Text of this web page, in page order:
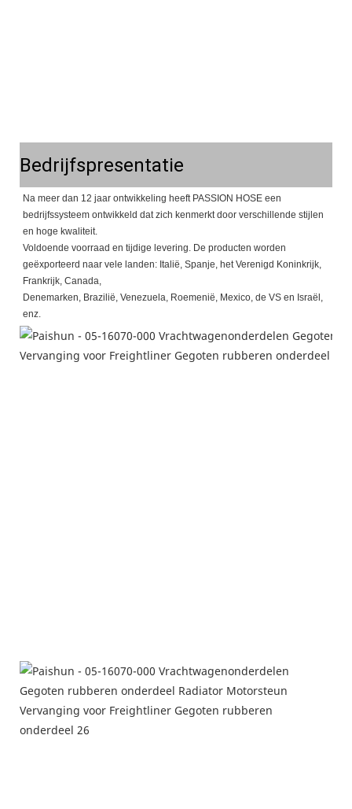
Bedrijfspresentatie
Na meer dan 12 jaar ontwikkeling heeft PASSION HOSE een
bedrijfssysteem ontwikkeld dat zich kenmerkt door verschillende stijlen
en hoge kwaliteit.
Voldoende voorraad en tijdige levering. De producten worden
geëxporteerd naar vele landen: Italië, Spanje, het Verenigd Koninkrijk,
Frankrijk, Canada,
Denemarken, Brazilië, Venezuela, Roemenië, Mexico, de VS en Israël,
enz.